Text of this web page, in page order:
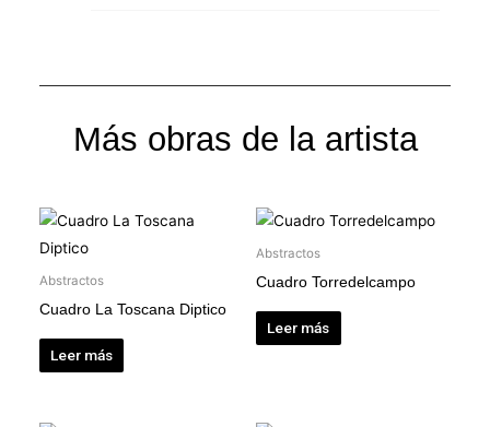
Más obras de la artista
Abstractos
Cuadro La Toscana Diptico
Leer más
Abstractos
Cuadro Torredelcampo
Leer más